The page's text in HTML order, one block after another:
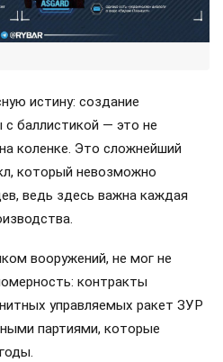
истину: создание
баллистикой — это не
коленке. Это сложнейший
который невозможно
ведь здесь важна каждая
вооружений, не мог не
контракты
управляемых ракет ЗУР
партиями, которые